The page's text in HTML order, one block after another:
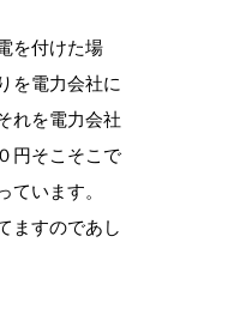
を付けた場
を電力会社に
れを電力会社
円そこそこで
います。
ますのであし